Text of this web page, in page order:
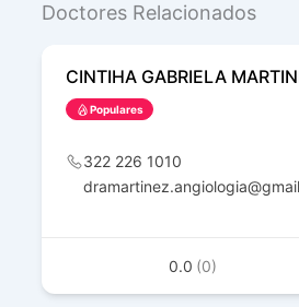
Doctores Relacionados
CINTIHA GABRIELA
Populares
322 226 1010
0.0 (0)